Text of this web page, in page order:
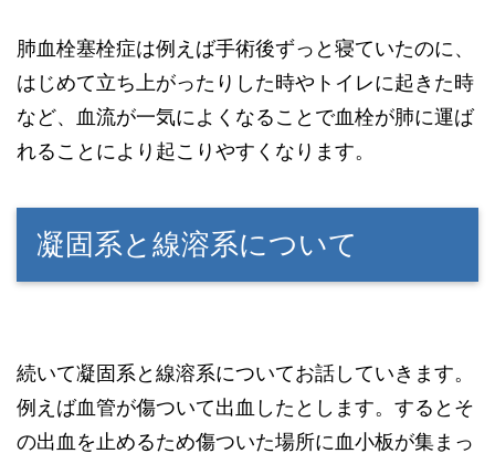
肺血栓塞栓症は例えば手術後ずっと寝ていたのに、
はじめて立ち上がったりした時やトイレに起きた時
など、血流が一気によくなることで血栓が肺に運ば
れることにより起こりやすくなります。
凝固系と線溶系について
続いて凝固系と線溶系についてお話していきます。
例えば血管が傷ついて出血したとします。するとそ
の出血を止めるため傷ついた場所に血小板が集まっ